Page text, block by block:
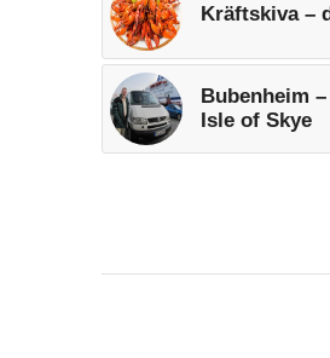
Kräftskiva –
Bubenheim
Isle of Skye